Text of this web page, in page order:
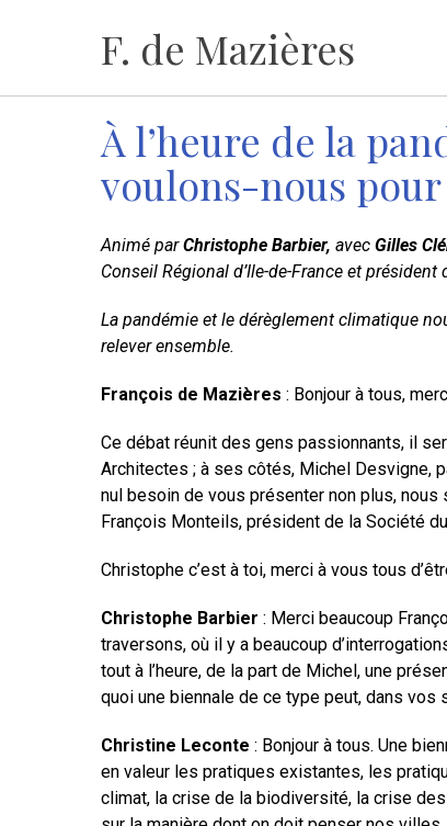
F. de Mazières
À l’heure de la
voulons-nous
Animé parChristophe Barbier, avec Gilles
Conseil Régional d’Ile-de-France et
La pandémie et le dérèglement climatique
relever ensemble.
François de Mazières : Bonjour à tous,
Ce débat réunit des gens passionnants, il
Architectes ; à ses côtés, Michel Desvigne,
nul besoin de vous présenter non plus,
François Monteils, président de la Société
Christophe c’est à toi, merci à vous tous
Christophe Barbier : Merci beaucoup
traversons, où il y a beaucoup
tout à l’heure, de la part de Michel, une
quoi une biennale de ce type peut, dans
Christine Leconte : Bonjour à tous. Une
en valeur les pratiques existantes, les
climat, la crise de la biodiversité, la crise